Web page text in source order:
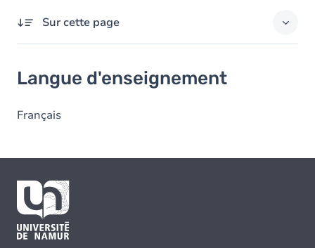
Sur cette page
Langue d'enseignement
Français